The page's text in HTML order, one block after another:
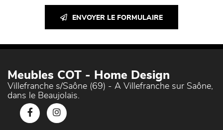
ENVOYER LE FORMULAIRE
Meubles COT - Home Design
Villefranche s/Saône (69) - A Villefranche sur Saône,
dans le Beaujolais.